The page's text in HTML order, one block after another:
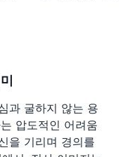
과 굴하지 않는 용
압도적인 어려움
을 기리며 경의를